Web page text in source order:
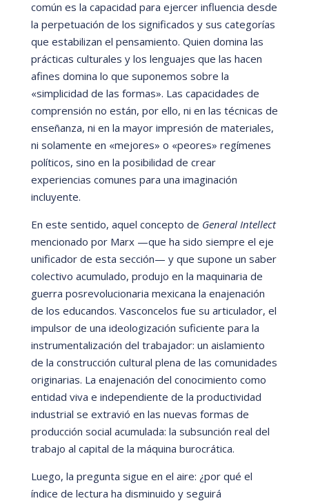
común es la capacidad para ejercer influencia desde
la perpetuación de los significados y sus categorías
que estabilizan el pensamiento. Quien domina las
prácticas culturales y los lenguajes que las hacen
afines domina lo que suponemos sobre la
«simplicidad de las formas». Las capacidades de
comprensión no están, por ello, ni en las técnicas de
enseñanza, ni en la mayor impresión de materiales,
ni solamente en «mejores» o «peores» regímenes
políticos, sino en la posibilidad de crear
experiencias comunes para una imaginación
incluyente.
En este sentido, aquel concepto de General Intellect
mencionado por Marx —que ha sido siempre el eje
unificador de esta sección— y que supone un saber
colectivo acumulado, produjo en la maquinaria de
guerra posrevolucionaria mexicana la enajenación
de los educandos. Vasconcelos fue su articulador, el
impulsor de una ideologización suficiente para la
instrumentalización del trabajador: un aislamiento
de la construcción cultural plena de las comunidades
originarias. La enajenación del conocimiento como
entidad viva e independiente de la productividad
industrial se extravió en las nuevas formas de
producción social acumulada: la subsunción real del
trabajo al capital de la máquina burocrática.
Luego, la pregunta sigue en el aire: ¿por qué el
índice de lectura ha disminuido y seguirá